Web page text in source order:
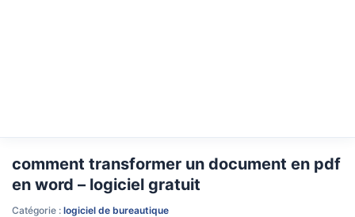
comment transformer un document en pdf
en word – logiciel gratuit
Catégorie : logiciel de bureautique